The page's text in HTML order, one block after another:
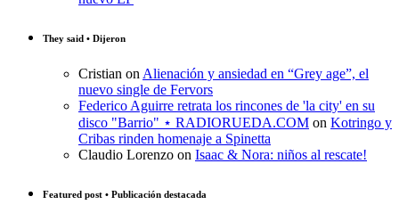
They said • Dijeron
Cristian on Alienación y ansiedad en “Grey age”, el
nuevo single de Fervors
Federico Aguirre retrata los rincones de 'la city' en su
disco "Barrio" ⋆ RADIORUEDA.COM on Kotringo y
Cribas rinden homenaje a Spinetta
Claudio Lorenzo on Isaac & Nora: niños al rescate!
Featured post • Publicación destacada